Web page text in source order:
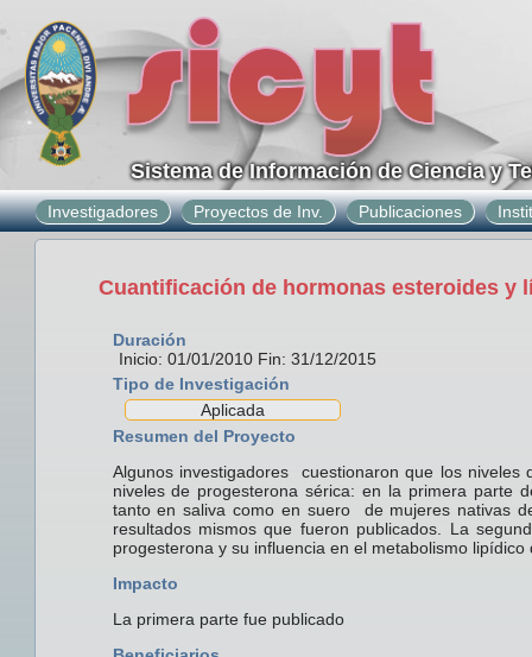
Sistema de Información de Ciencia y
Investigadores Proyectos de Inv. Publicaciones
Cuantificación de hormonas esteroides y
Duración
Inicio: 01/01/2010 Fin: 31/12/2015
Tipo de Investigación
Aplicada
Resumen del Proyecto
Algunos investigadores cuestionaron que los
niveles de progesterona sérica: en la primera parte
tanto en saliva como en suero de mujeres nativas
resultados mismos que fueron publicados. La
progesterona y su influencia en el metabolismo
Impacto
La primera parte fue publicado